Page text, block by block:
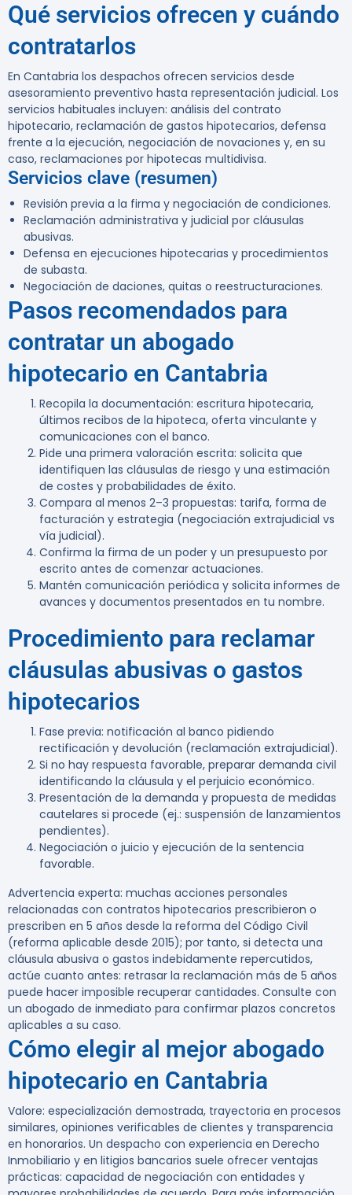
Qué servicios ofrecen y cuándo
contratarlos
En Cantabria los despachos ofrecen servicios desde
asesoramiento preventivo hasta representación judicial. Los
servicios habituales incluyen: análisis del contrato
hipotecario, reclamación de gastos hipotecarios, defensa
frente a la ejecución, negociación de novaciones y, en su
caso, reclamaciones por hipotecas multidivisa.
Servicios clave (resumen)
Revisión previa a la firma y negociación de condiciones.
Reclamación administrativa y judicial por cláusulas
abusivas.
Defensa en ejecuciones hipotecarias y procedimientos
de subasta.
Negociación de daciones, quitas o reestructuraciones.
Pasos recomendados para
contratar un abogado
hipotecario en Cantabria
Recopila la documentación: escritura hipotecaria,
últimos recibos de la hipoteca, oferta vinculante y
comunicaciones con el banco.
Pide una primera valoración escrita: solicita que
identifiquen las cláusulas de riesgo y una estimación
de costes y probabilidades de éxito.
Compara al menos 2–3 propuestas: tarifa, forma de
facturación y estrategia (negociación extrajudicial vs
vía judicial).
Confirma la firma de un poder y un presupuesto por
escrito antes de comenzar actuaciones.
Mantén comunicación periódica y solicita informes de
avances y documentos presentados en tu nombre.
Procedimiento para reclamar
cláusulas abusivas o gastos
hipotecarios
Fase previa: notificación al banco pidiendo
rectificación y devolución (reclamación extrajudicial).
Si no hay respuesta favorable, preparar demanda civil
identificando la cláusula y el perjuicio económico.
Presentación de la demanda y propuesta de medidas
cautelares si procede (ej.: suspensión de lanzamientos
pendientes).
Negociación o juicio y ejecución de la sentencia
favorable.
Advertencia experta: muchas acciones personales
relacionadas con contratos hipotecarios prescribieron o
prescriben en 5 años desde la reforma del Código Civil
(reforma aplicable desde 2015); por tanto, si detecta una
cláusula abusiva o gastos indebidamente repercutidos,
actúe cuanto antes: retrasar la reclamación más de 5 años
puede hacer imposible recuperar cantidades. Consulte con
un abogado de inmediato para confirmar plazos concretos
aplicables a su caso.
Cómo elegir al mejor abogado
hipotecario en Cantabria
Valore: especialización demostrada, trayectoria en procesos
similares, opiniones verificables de clientes y transparencia
en honorarios. Un despacho con experiencia en Derecho
Inmobiliario y en litigios bancarios suele ofrecer ventajas
prácticas: capacidad de negociación con entidades y